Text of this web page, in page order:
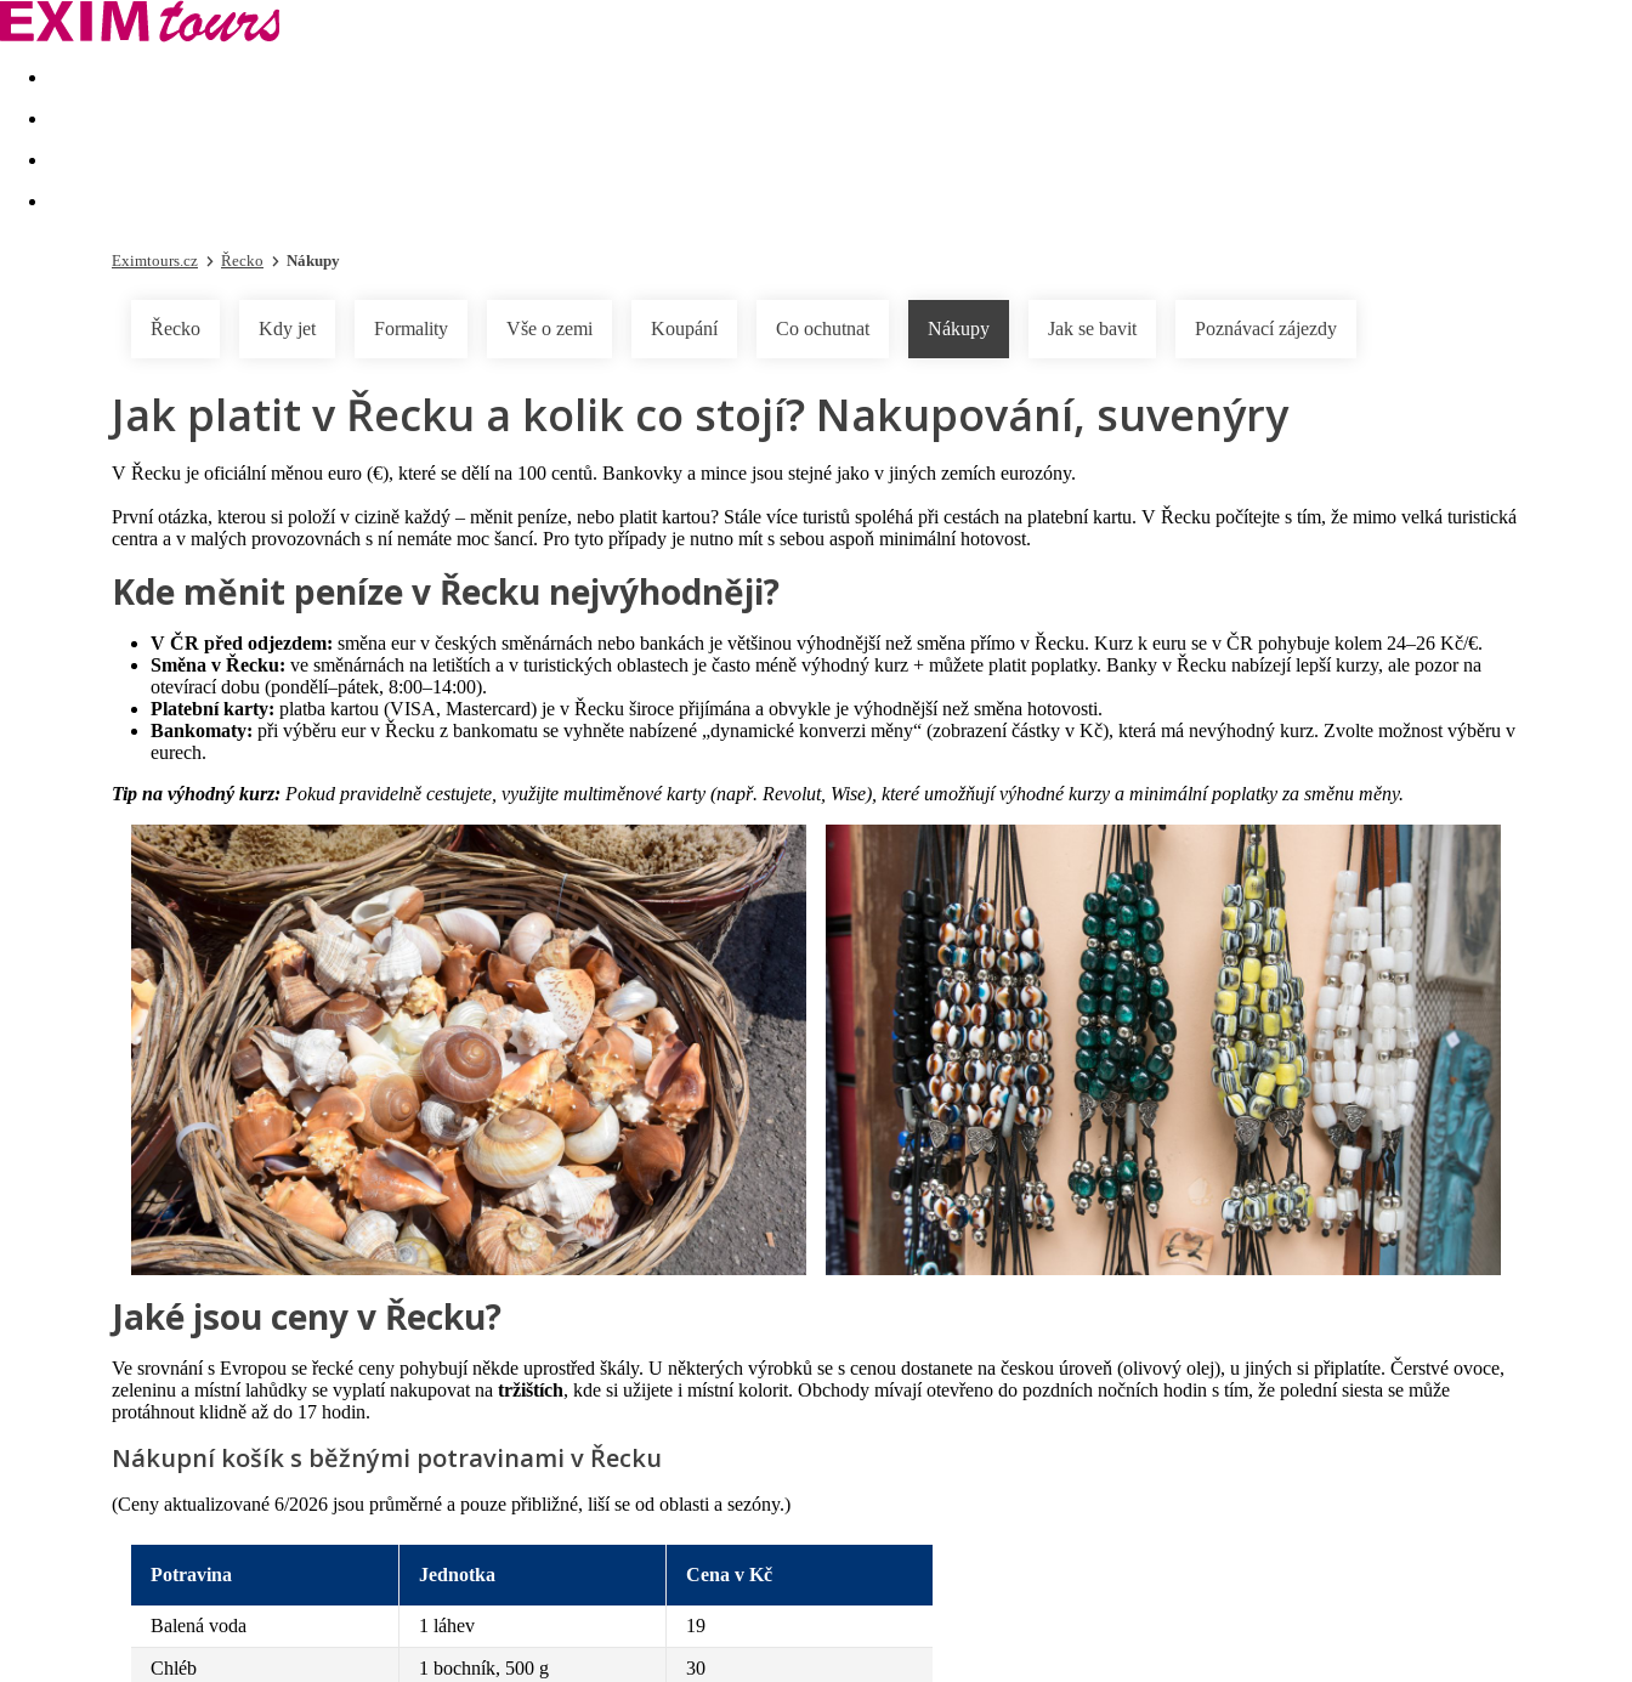
Akční nabídky Last minute
Eximtours.cz Řecko Nákupy
Řecko Kdy jet Formality Vše o zemi Koupání Co ochutnat Nákupy Jak se bavit Poznávací zájezdy
Jak platit v Řecku a kolik co stojí? Nakupování, suvenýry
V Řecku je oficiální měnou euro (€), které se dělí na 100 centů. Bankovky a mince jsou stejné jako v jiných zemích eurozóny.
První otázka, kterou si položí v cizině každý – měnit peníze, nebo platit kartou? Stále více turistů spoléhá při cestách na platební kartu. V Řecku počítejte s tím, že mimo velká turistická
centra a v malých provozovnách s ní nemáte moc šancí. Pro tyto případy je nutno mít s sebou aspoň minimální hotovost.
Kde měnit peníze v Řecku nejvýhodněji?
V ČR před odjezdem: směna eur v českých směnárnách nebo bankách je většinou výhodnější než směna přímo v Řecku. Kurz k euru se v ČR pohybuje kolem 24–26 Kč/€.
Směna v Řecku: ve směnárnách na letištích a v turistických oblastech je často méně výhodný kurz + můžete platit poplatky. Banky v Řecku nabízejí lepší kurzy, ale pozor na
otevírací dobu (pondělí–pátek, 8:00–14:00).
Platební karty: platba kartou (VISA, Mastercard) je v Řecku široce přijímána a obvykle je výhodnější než směna hotovosti.
Bankomaty: při výběru eur v Řecku z bankomatu se vyhněte nabízené „dynamické konverzi měny“ (zobrazení částky v Kč), která má nevýhodný kurz. Zvolte možnost výběru v
eurech.
Tip na výhodný kurz: Pokud pravidelně cestujete, využijte multiměnové karty (např. Revolut, Wise), které umožňují výhodné kurzy a minimální poplatky za směnu měny.
Jaké jsou ceny v Řecku?
Ve srovnání s Evropou se řecké ceny pohybují někde uprostřed škály. U některých výrobků se s cenou dostanete na českou úroveň (olivový olej), u jiných si připlatíte. Čerstvé ovoce,
zeleninu a místní lahůdky se vyplatí nakupovat na tržištích, kde si užijete i místní kolorit. Obchody mívají otevřeno do pozdních nočních hodin s tím, že polední siesta se může
protáhnout klidně až do 17 hodin.
Nákupní košík s běžnými potravinami v Řecku
(Ceny aktualizované 6/2026 jsou průměrné a pouze přibližné, liší se od oblasti a sezóny.)
Potravina Jednotka Cena v Kč
Balená voda 1 láhev 19
Chléb 1 bochník, 500 g 30